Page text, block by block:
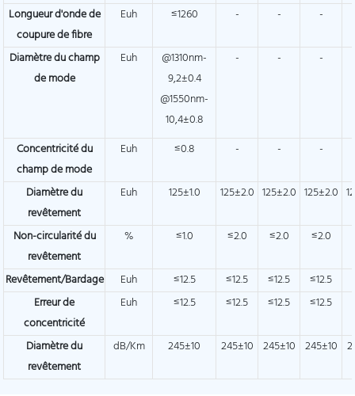
Longueur d'onde de
coupure de fibre
Euh ≤1260 - - -
Diamètre du champ
de mode
Euh
@1310nm-
9,2±0.4
@1550nm-
10,4±0.8
- - -
Concentricité du
champ de mode
Euh ≤0.8 - - -
Diamètre du
revêtement
Euh 125±1.0 125±2.0 125±2.0 125±2.0
Non-circularité du
revêtement
% ≤1.0 ≤2.0 ≤2.0 ≤2.0
Revêtement/Bardage Euh ≤12.5 ≤12.5 ≤12.5 ≤12.5
Erreur de
concentricité
Euh ≤12.5 ≤12.5 ≤12.5 ≤12.5
Diamètre du
revêtement
dB/Km 245±10 245±10 245±10 245±10